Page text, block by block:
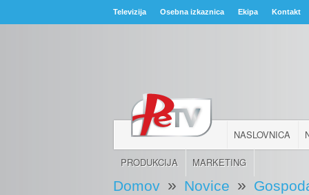
Televizija Osebna izkaznica Ekipa Kontakt
NASLOVNICA
PRODUKCIJA MARKETING
Domov » Novice »